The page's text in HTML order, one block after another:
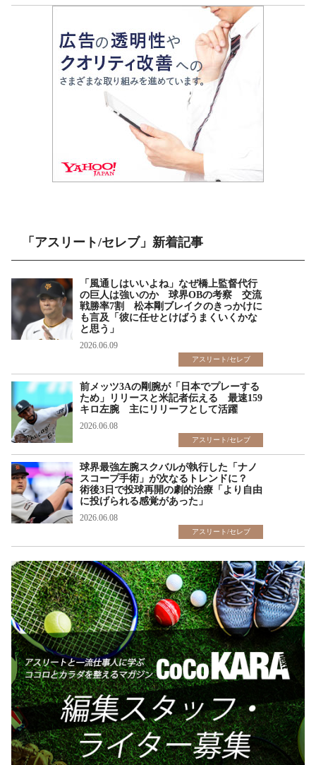
「アスリート/セレブ」新着記事
「風通しはいいよね」なぜ橋上監督代行
の巨人は強いのか 球界OBの考察 交流
戦勝率7割 松本剛ブレイクのきっかけに
も言及「彼に任せとけばうまくいくかな
と思う」
2026.06.09
アスリート/セレブ
前メッツ3Aの剛腕が「日本でプレーする
ため」リリースと米記者伝える 最速159
キロ左腕 主にリリーフとして活躍
2026.06.08
アスリート/セレブ
球界最強左腕スクバルが執行した「ナノ
スコープ手術」が次なるトレンドに？
術後3日で投球再開の劇的治療「より自由
に投げられる感覚があった」
2026.06.08
アスリート/セレブ